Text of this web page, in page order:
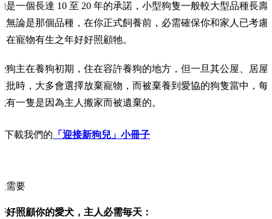
是一個長達 10 至 20 年的承諾，小型狗隻一般較大型品種長壽
無論是那個品種，在你正式飼養前，必需確保你和家人已考慮
在寵物有生之年好好照顧牠。
狗主在養狗初期，住在容許養狗的地方，但一旦其公屋、居屋
批時，大多會選擇放棄寵物，而被棄養到愛協的狗隻當中，每
有一隻是因為主人搬家而被遺棄的。
下載我們的 「迎接新狗兒」小冊子
需要
好照顧你的愛犬，主人必需毎天：